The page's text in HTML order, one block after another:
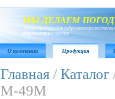
МЫ ДЕЛАЕМ
Любые приборы для
термометры и прочие
О компании Продукция
Главная / Каталог
М-49М